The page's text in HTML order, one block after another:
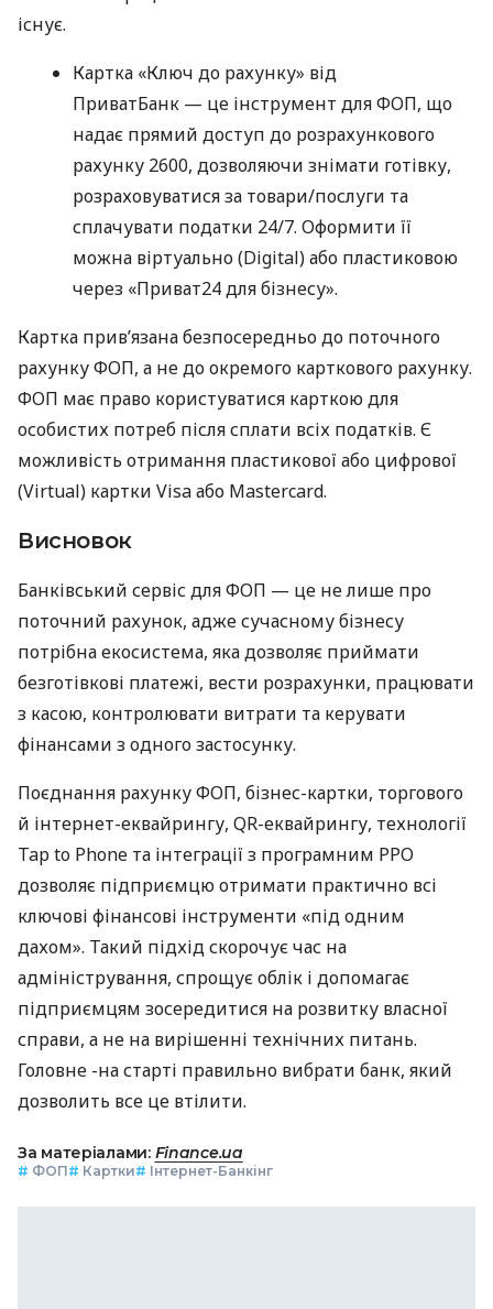
існує.
Картка «Ключ до рахунку» від
ПриватБанк — це інструмент для ФОП, що
надає прямий доступ до розрахункового
рахунку 2600, дозволяючи знімати готівку,
розраховуватися за товари/послуги та
сплачувати податки 24/7. Оформити її
можна віртуально (Digital) або пластиковою
через «Приват24 для бізнесу».
Картка прив’язана безпосередньо до поточного
рахунку ФОП, а не до окремого карткового рахунку.
ФОП має право користуватися карткою для
особистих потреб після сплати всіх податків. Є
можливість отримання пластикової або цифрової
(Virtual) картки Visa або Mastercard.
Висновок
Банківський сервіс для ФОП — це не лише про
поточний рахунок, адже сучасному бізнесу
потрібна екосистема, яка дозволяє приймати
безготівкові платежі, вести розрахунки, працювати
з касою, контролювати витрати та керувати
фінансами з одного застосунку.
Поєднання рахунку ФОП, бізнес-картки, торгового
й інтернет-еквайрингу, QR-еквайрингу, технології
Tap to Phone та інтеграції з програмним РРО
дозволяє підприємцю отримати практично всі
ключові фінансові інструменти «під одним
дахом». Такий підхід скорочує час на
адміністрування, спрощує облік і допомагає
підприємцям зосередитися на розвитку власної
справи, а не на вирішенні технічних питань.
Головне -на старті правильно вибрати банк, який
дозволить все це втілити.
За матеріалами: Finance.ua
# ФОП# Картки# Інтернет-Банкінг